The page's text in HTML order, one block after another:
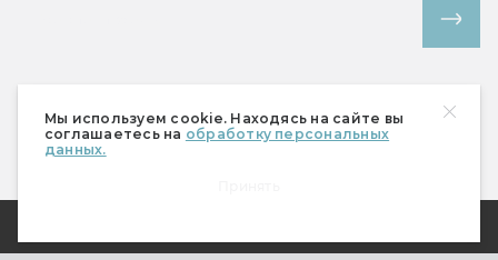
Мы используем cookie. Находясь на сайте вы
соглашаетесь на обработку персональных
данных.